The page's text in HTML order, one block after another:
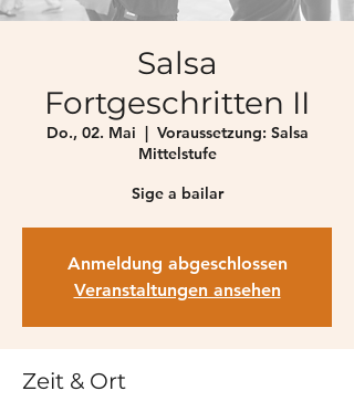
Salsa
Fortgeschritten II
Do., 02. Mai
  |
Voraussetzung: Salsa
Mittelstufe
Sige a bailar
Anmeldung abgeschlossen
Veranstaltungen ansehen
Zeit & Ort